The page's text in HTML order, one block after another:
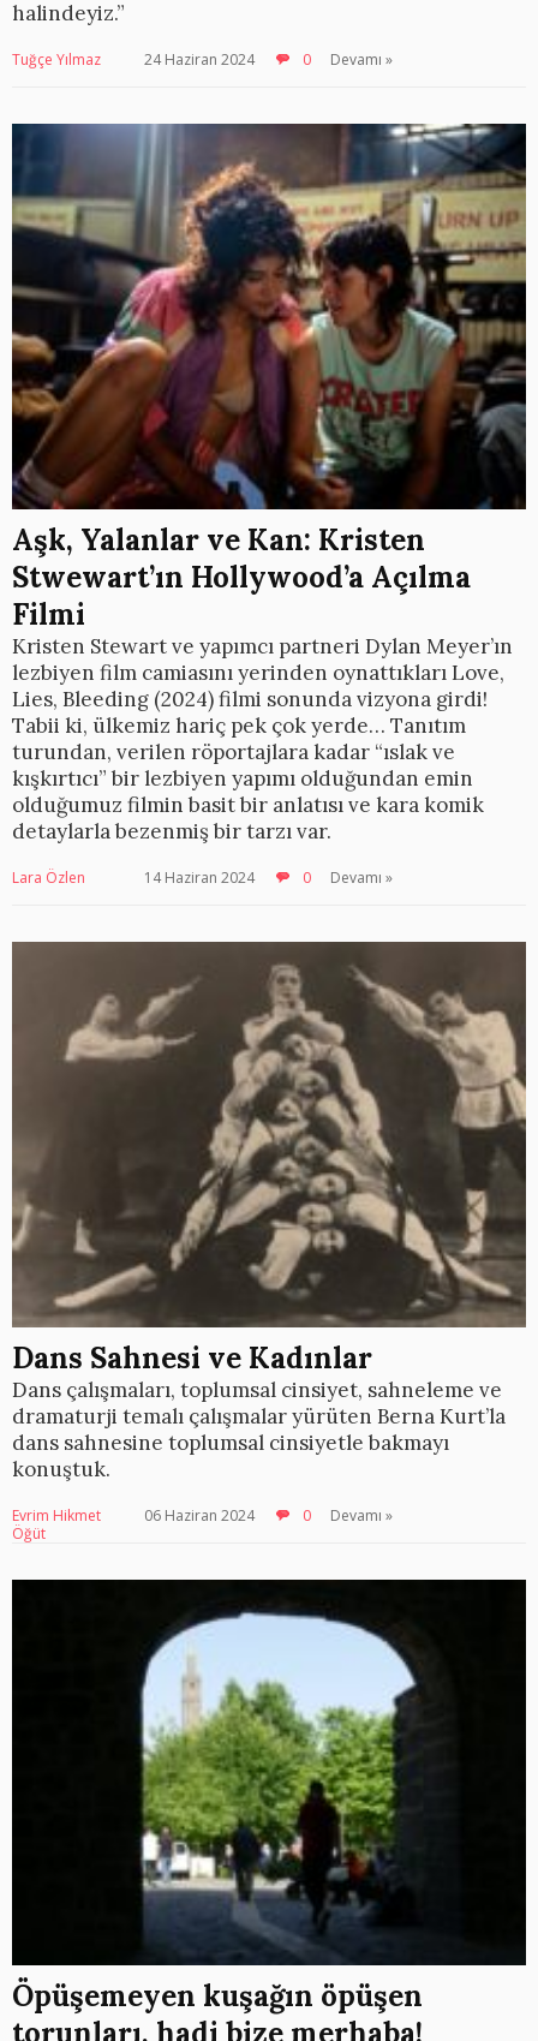
halindeyiz.”
Tuğçe Yılmaz 24 Haziran 2024 0 Devamı »
Aşk, Yalanlar ve Kan: Kristen
Stwewart’ın Hollywood’a Açılma
Filmi
Kristen Stewart ve yapımcı partneri Dylan Meyer’ın
lezbiyen film camiasını yerinden oynattıkları Love,
Lies, Bleeding (2024) filmi sonunda vizyona girdi!
Tabii ki, ülkemiz hariç pek çok yerde… Tanıtım
turundan, verilen röportajlara kadar “ıslak ve
kışkırtıcı” bir lezbiyen yapımı olduğundan emin
olduğumuz filmin basit bir anlatısı ve kara komik
detaylarla bezenmiş bir tarzı var.
Lara Özlen 14 Haziran 2024 0 Devamı »
Dans Sahnesi ve Kadınlar
Dans çalışmaları, toplumsal cinsiyet, sahneleme ve
dramaturji temalı çalışmalar yürüten Berna Kurt’la
dans sahnesine toplumsal cinsiyetle bakmayı
konuştuk.
Evrim Hikmet
Öğüt
06 Haziran 2024 0 Devamı »
Öpüşemeyen kuşağın öpüşen
torunları, hadi bize merhaba!